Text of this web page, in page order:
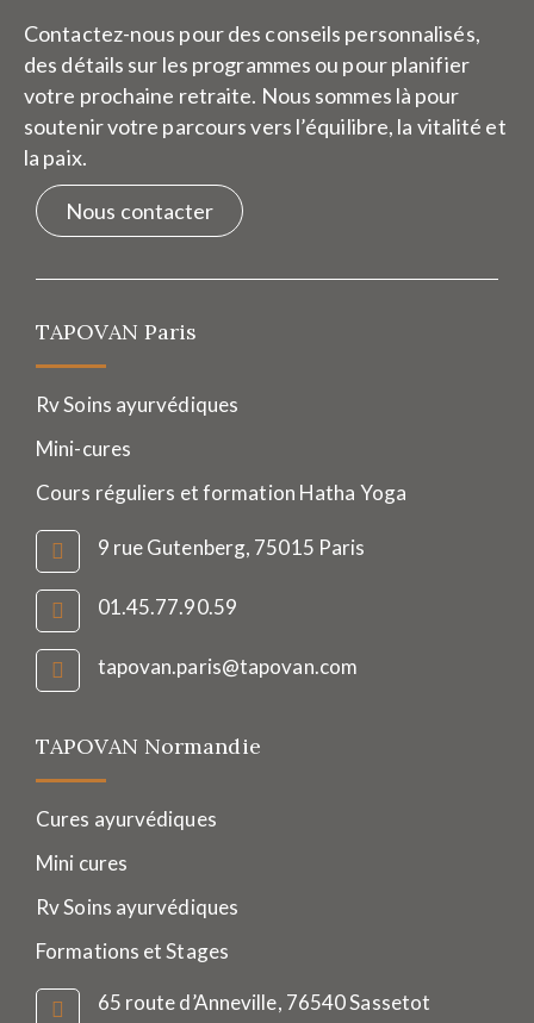
Contactez-nous pour des conseils personnalisés,
des détails sur les programmes ou pour planifier
votre prochaine retraite. Nous sommes là pour
soutenir votre parcours vers l’équilibre, la vitalité et
la paix.
Nous contacter
TAPOVAN Paris
Rv Soins ayurvédiques
Mini-cures
Cours réguliers et formation Hatha Yoga
9 rue Gutenberg, 75015 Paris
01.45.77.90.59
tapovan.paris@tapovan.com
TAPOVAN Normandie
Cures ayurvédiques
Mini cures
Rv Soins ayurvédiques
Formations et Stages
65 route d’Anneville, 76540 Sassetot